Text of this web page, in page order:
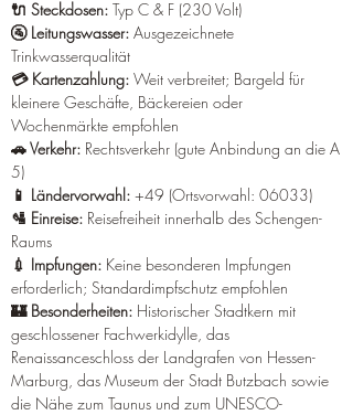
🔌 Steckdosen: Typ C & F (230 Volt)
🚰 Leitungswasser: Ausgezeichnete
Trinkwasserqualität
💳 Kartenzahlung: Weit verbreitet; Bargeld für
kleinere Geschäfte, Bäckereien oder
Wochenmärkte empfohlen
🚗 Verkehr: Rechtsverkehr (gute Anbindung an die A
5)
📱 Ländervorwahl: +49 (Ortsvorwahl: 06033)
🛂 Einreise: Reisefreiheit innerhalb des Schengen-
Raums
💉 Impfungen: Keine besonderen Impfungen
erforderlich; Standardimpfschutz empfohlen
🏰 Besonderheiten: Historischer Stadtkern mit
geschlossener Fachwerkidylle, das
Renaissanceschloss der Landgrafen von Hessen-
Marburg, das Museum der Stadt Butzbach sowie
die Nähe zum Taunus und zum UNESCO-